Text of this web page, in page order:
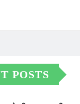
POSTS